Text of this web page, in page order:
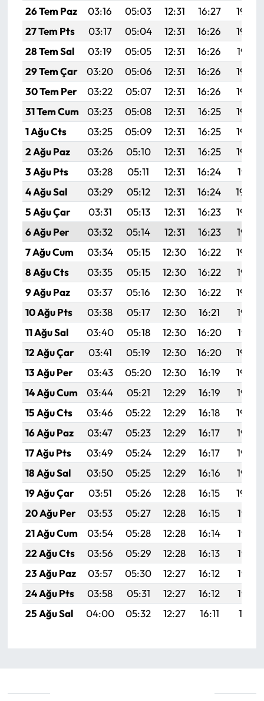
26 Tem Paz
03:16 05:03 12:31 16:27
19:49
27 Tem Pts
03:17 05:04 12:31 16:26
19:48
28 Tem Sal
03:19 05:05 12:31 16:26
19:47
29 Tem Çar
03:20 05:06 12:31 16:26
19:46
30 Tem Per
03:22 05:07 12:31 16:26
19:45
31 Tem Cum
03:23 05:08 12:31 16:25
19:44
1 Ağu Cts
03:25 05:09 12:31 16:25
19:43
2 Ağu Paz
03:26 05:10 12:31 16:25
19:42
3 Ağu Pts
03:28 05:11 12:31 16:24
19:41
4 Ağu Sal
03:29 05:12 12:31 16:24
19:40
5 Ağu Çar
03:31 05:13 12:31 16:23
19:39
6 Ağu Per
03:32 05:14 12:31 16:23
19:38
7 Ağu Cum
03:34 05:15 12:30 16:22
19:36
8 Ağu Cts
03:35 05:15 12:30 16:22
19:35
9 Ağu Paz
03:37 05:16 12:30 16:22
19:34
10 Ağu Pts
03:38 05:17 12:30 16:21
19:33
11 Ağu Sal
03:40 05:18 12:30 16:20
19:31
12 Ağu Çar
03:41 05:19 12:30 16:20
19:30
13 Ağu Per
03:43 05:20 12:30 16:19
19:29
14 Ağu Cum
03:44 05:21 12:29 16:19
19:27
15 Ağu Cts
03:46 05:22 12:29 16:18
19:26
16 Ağu Paz
03:47 05:23 12:29 16:17
19:25
17 Ağu Pts
03:49 05:24 12:29 16:17
19:23
18 Ağu Sal
03:50 05:25 12:29 16:16
19:22
19 Ağu Çar
03:51 05:26 12:28 16:15
19:20
20 Ağu Per
03:53 05:27 12:28 16:15
19:19
21 Ağu Cum
03:54 05:28 12:28 16:14
19:17
22 Ağu Cts
03:56 05:29 12:28 16:13
19:16
23 Ağu Paz
03:57 05:30 12:27 16:12
19:14
24 Ağu Pts
03:58 05:31 12:27 16:12
19:13
25 Ağu Sal
04:00 05:32 12:27 16:11 19:11
Siyaset
Spor
Sungurlu Haberleri
Turizm
Uğurludağ Haberleri
Yaşam
Yayla Haber
Yemek Tarifleri
Yerel Haberler